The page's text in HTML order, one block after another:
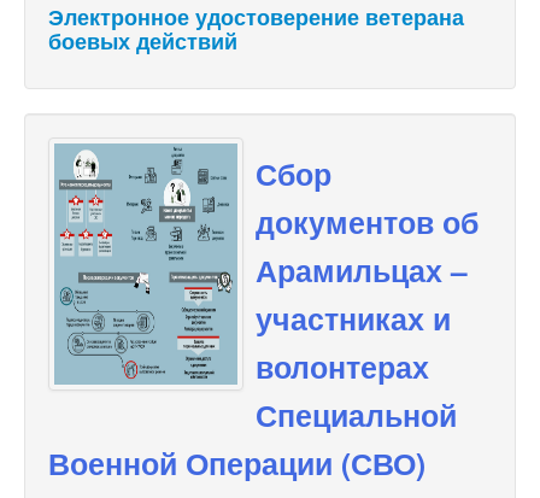
Электронное удостоверение ветерана
боевых действий
Сбор
документов об
Арамильцах –
участниках и
волонтерах
Специальной
Военной Операции (СВО)